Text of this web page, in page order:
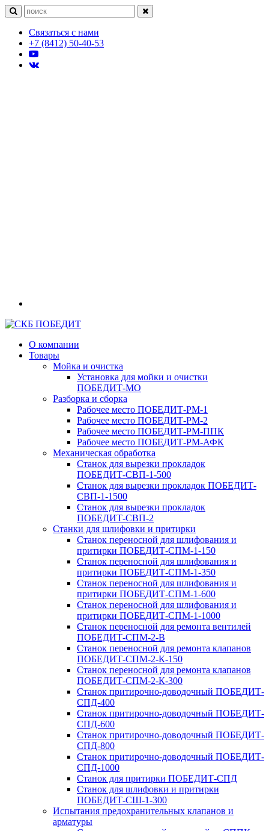
Связаться с нами
+7 (8412) 50-40-53
О компании
Товары
Мойка и очистка
Установка для мойки и очистки
ПОБЕДИТ‑МО
Разборка и сборка
Рабочее место ПОБЕДИТ‑РМ‑1
Рабочее место ПОБЕДИТ‑РМ‑2
Рабочее место ПОБЕДИТ‑РМ‑ППК
Рабочее место ПОБЕДИТ‑РМ‑АФК
Механическая обработка
Станок для вырезки прокладок
ПОБЕДИТ‑СВП‑1-500
Станок для вырезки прокладок ПОБЕДИТ-
СВП-1-1500
Станок для вырезки прокладок
ПОБЕДИТ‑СВП‑2
Станки для шлифовки и притирки
Станок переносной для шлифования и
притирки ПОБЕДИТ-СПМ-1-150
Станок переносной для шлифования и
притирки ПОБЕДИТ-СПМ-1-350
Станок переносной для шлифования и
притирки ПОБЕДИТ-СПМ-1-600
Станок переносной для шлифования и
притирки ПОБЕДИТ‑СПМ‑1-1000
Станок переносной для ремонта вентилей
ПОБЕДИТ‑СПМ‑2‑В
Станок переносной для ремонта клапанов
ПОБЕДИТ‑СПМ‑2‑К-150
Станок переносной для ремонта клапанов
ПОБЕДИТ-СПМ-2-К-300
Станок притирочно-доводочный ПОБЕДИТ-
СПД-400
Станок притирочно-доводочный ПОБЕДИТ-
СПД-600
Станок притирочно-доводочный ПОБЕДИТ-
СПД-800
Станок притирочно-доводочный ПОБЕДИТ-
СПД-1000
Станок для притирки ПОБЕДИТ‑СПД
Станок для шлифовки и притирки
ПОБЕДИТ‑СШ‑1‑300
Испытания предохранительных клапанов и
арматуры